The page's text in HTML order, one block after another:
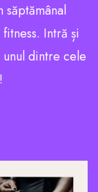
săptămânal
Intră și
dintre cele